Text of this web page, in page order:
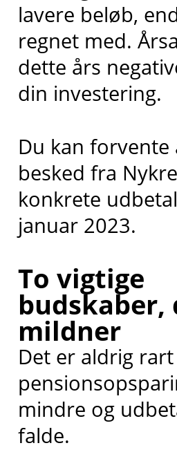
lavere beløb,
regnet med.
dette års
din investering.
Du kan forvente
besked fra
konkrete
januar 2023.
To vigtige
budskaber,
mildner
Det er aldrig
mindre og
falde.